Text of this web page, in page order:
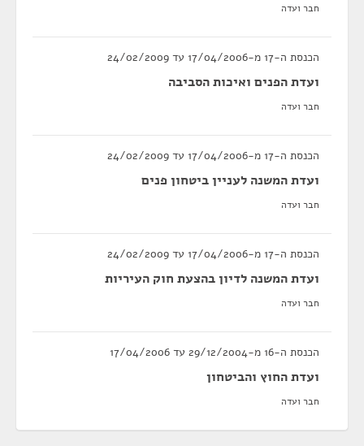
חבר ועדה
הכנסת ה-17 מ-17/04/2006 עד 24/02/2009
ועדת הפנים ואיכות הסביבה
חבר ועדה
הכנסת ה-17 מ-17/04/2006 עד 24/02/2009
ועדת המשנה לעניין ביטחון פנים
חבר ועדה
הכנסת ה-17 מ-17/04/2006 עד 24/02/2009
ועדת המשנה לדיון בהצעת חוק העיריות
חבר ועדה
הכנסת ה-16 מ-29/12/2004 עד 17/04/2006
ועדת החוץ והביטחון
חבר ועדה